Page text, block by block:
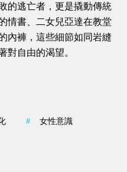
的逃亡者，更是撬動傳統
書、二女兒亞達在教堂
內褲，這些細節如同岩縫
對自由的渴望。
# 女性意識